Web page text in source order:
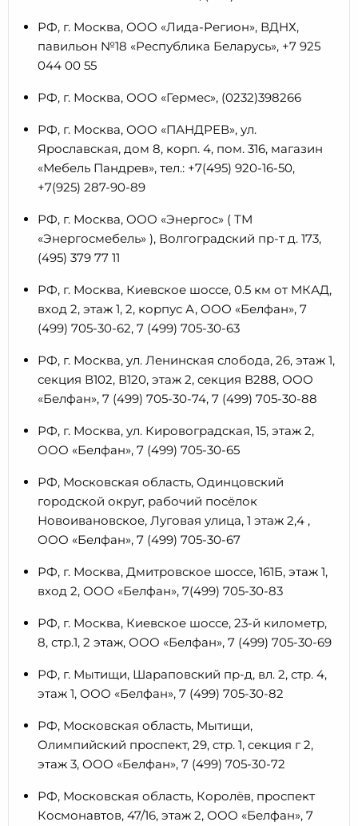
РФ, г. Москва, ООО «Лида-Регион», ВДНХ,
павильон №18 «Республика Беларусь», +7 925
044 00 55
РФ, г. Москва, ООО «Гермес», (0232)398266
РФ, г. Москва, ООО «ПАНДРЕВ», ул.
Ярославская, дом 8, корп. 4, пом. 316, магазин
«Мебель Пандрев», тел.: +7(495) 920-16-50,
+7(925) 287-90-89
РФ, г. Москва, ООО «Энергос» ( ТМ
«Энергосмебель» ), Волгоградский пр-т д. 173,
(495) 379 77 11
РФ, г. Москва, Киевское шоссе, 0.5 км от МКАД,
вход 2, этаж 1, 2, корпус А, ООО «Белфан», 7
(499) 705-30-62, 7 (499) 705-30-63
РФ, г. Москва, ул. Ленинская слобода, 26, этаж 1,
секция В102, В120, этаж 2, секция В288, ООО
«Белфан», 7 (499) 705-30-74, 7 (499) 705-30-88
РФ, г. Москва, ул. Кировоградская, 15, этаж 2,
ООО «Белфан», 7 (499) 705-30-65
РФ, Московская область, Одинцовский
городской округ, рабочий посёлок
Новоивановское, Луговая улица, 1 этаж 2,4 ,
ООО «Белфан», 7 (499) 705-30-67
РФ, г. Москва, Дмитровское шоссе, 161Б, этаж 1,
вход 2, ООО «Белфан», 7(499) 705-30-83
РФ, г. Москва, Киевское шоссе, 23-й километр,
8, стр.1, 2 этаж, ООО «Белфан», 7 (499) 705-30-69
РФ, г. Мытищи, Шараповский пр-д, вл. 2, стр. 4,
этаж 1, ООО «Белфан», 7 (499) 705-30-82
РФ, Московская область, Мытищи,
Олимпийский проспект, 29, стр. 1, секция г 2,
этаж 3, ООО «Белфан», 7 (499) 705-30-72
РФ, Московская область, Королёв, проспект
Космонавтов, 47/16, этаж 2, ООО «Белфан», 7